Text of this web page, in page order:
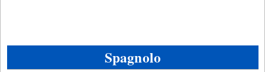
Spagnolo